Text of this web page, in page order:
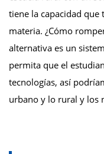
tiene la capacidad que
materia. ¿Cómo
alternativa es un
permita que el
tecnologías, así
urbano y lo rural y los